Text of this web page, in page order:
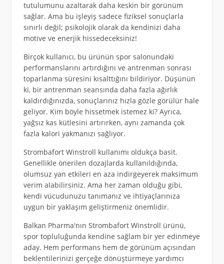
tutulumunu azaltarak daha keskin bir görünüm
sağlar. Ama bu işleyiş sadece fiziksel sonuçlarla
sınırlı değil; psikolojik olarak da kendinizi daha
motive ve enerjik hissedeceksiniz!
Birçok kullanıcı, bu ürünün spor salonundaki
performanslarını artırdığını ve antrenman sonrası
toparlanma süresini kısalttığını bildiriyor. Düşünün
ki, bir antrenman seansında daha fazla ağırlık
kaldırdığınızda, sonuçlarınız hızla gözle görülür hale
geliyor. Kim böyle hissetmek istemez ki? Ayrıca,
yağsız kas kütlesini artırırken, aynı zamanda çok
fazla kalori yakmanızı sağlıyor.
Strombafort Winstroll kullanımı oldukça basit.
Genellikle önerilen dozajlarda kullanıldığında,
olumsuz yan etkileri en aza indirgeyerek maksimum
verim alabilirsiniz. Ama her zaman olduğu gibi,
kendi vücudunuzu tanımanız ve ihtiyaçlarınıza
uygun bir yaklaşım geliştirmeniz önemlidir.
Balkan Pharma'nın Strombafort Winstroll ürünü,
spor topluluğunda kendine sağlam bir yer edinmeye
aday. Hem performans hem de görünüm açısından
beklentilerinizi gerçeğe dönüştürmeye yardımcı